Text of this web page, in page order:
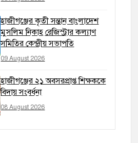
হাজীগঞ্জের কৃতী সন্তান বাংলাদেশ
মুসলিম নিকাহ রেজিস্ট্রার কল্যাণ
সমিতির কেন্দ্রীয় সভাপতি
09 August 2026
হাজীগঞ্জের ২১ অবসরপ্রাপ্ত শিক্ষককে
বিদায় সংবর্ধনা
08 August 2026